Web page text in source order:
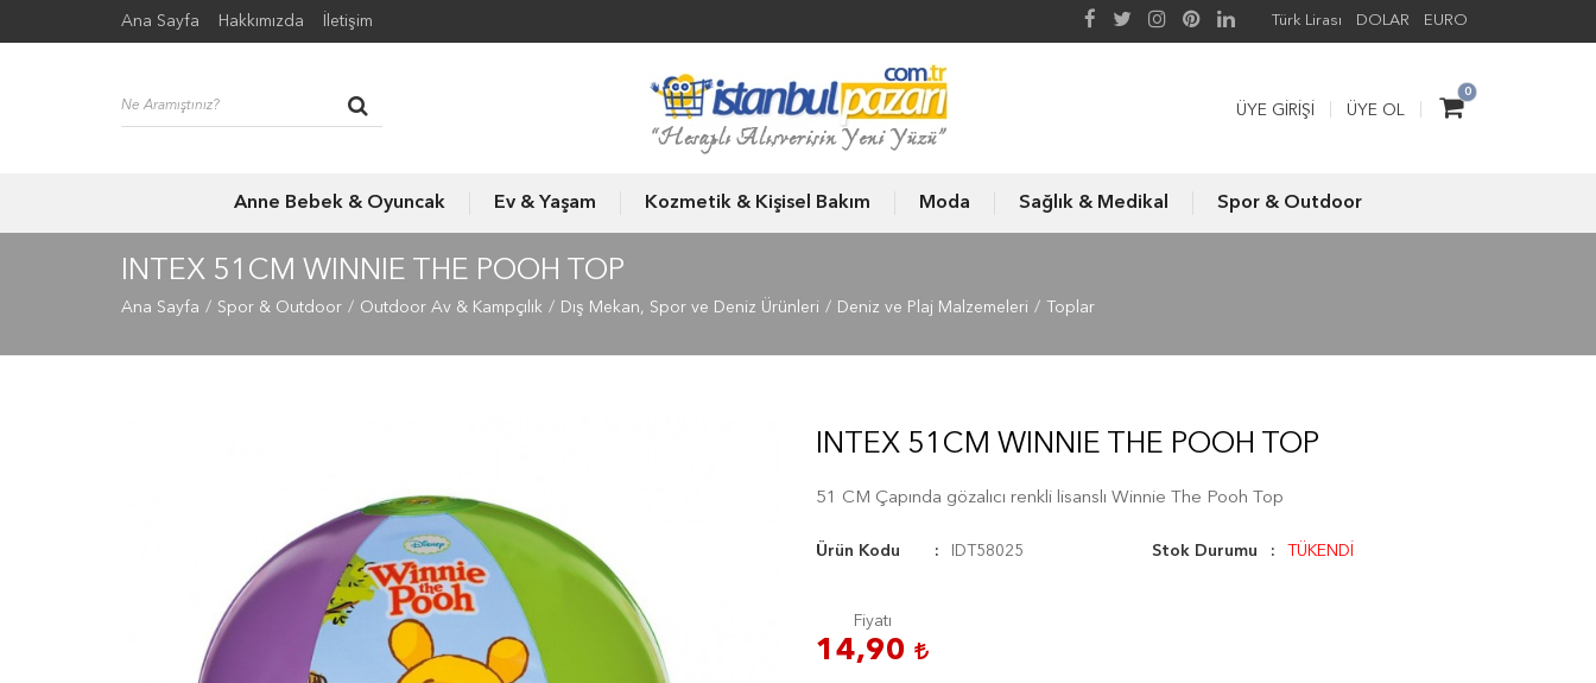
Ana Sayfa Hakkımızda İletişim Türk Lirası DOLAR EURO
0
ÜYE GIRIŞI ÜYE OL
Anne Bebek & Oyuncak Ev & Yaşam Kozmetik & Kişisel Bakım Moda Sağlık & Medikal Spor & Outdoor
INTEX 51CM WINNIE THE POOH TOP
Ana Sayfa Spor & Outdoor Outdoor Av & Kampçılık Dış Mekan, Spor ve Deniz Ürünleri Deniz ve Plaj Malzemeleri Toplar
INTEX 51CM WINNIE THE POOH TOP
51 CM Çapında gözalıcı renkli lisanslı Winnie The Pooh Top
Ürün Kodu IDT58025 Stok Durumu TÜKENDİ
Fiyatı
14,90